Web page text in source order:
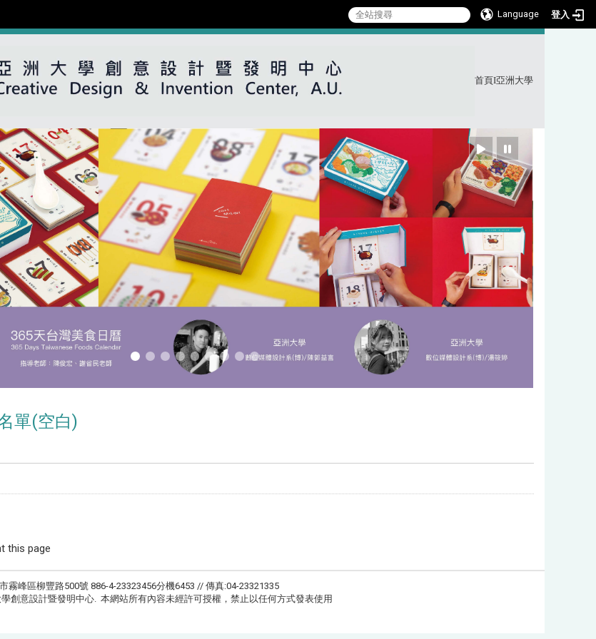
Language 登入
首頁I亞洲大學
單(空白)
this page
霧峰區柳豐路500號 886-4-23323456分機6453 // 傳真:04-23321335
創意設計暨發明中心. 本網站所有內容未經許可授權，禁止以任何方式發表使用